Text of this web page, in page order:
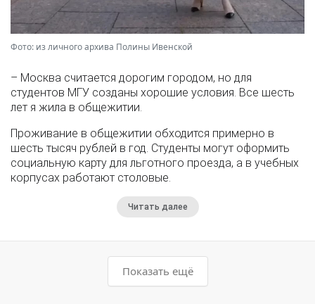
Фото: из личного архива Полины Ивенской
– Москва считается дорогим городом, но для
студентов МГУ созданы хорошие условия. Все шесть
лет я жила в общежитии.
Проживание в общежитии обходится примерно в
шесть тысяч рублей в год. Студенты могут оформить
социальную карту для льготного проезда, а в учебных
корпусах работают столовые.
Читать далее
Показать ещё